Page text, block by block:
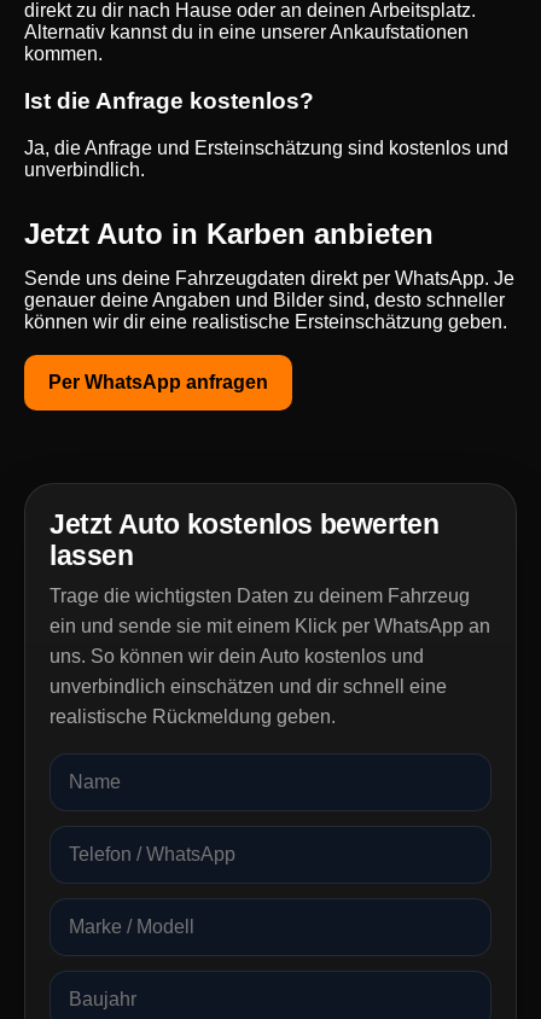
direkt zu dir nach Hause oder an deinen Arbeitsplatz.
Alternativ kannst du in eine unserer Ankaufstationen
kommen.
Ist die Anfrage kostenlos?
Ja, die Anfrage und Ersteinschätzung sind kostenlos und
unverbindlich.
Jetzt Auto in Karben anbieten
Sende uns deine Fahrzeugdaten direkt per WhatsApp. Je
genauer deine Angaben und Bilder sind, desto schneller
können wir dir eine realistische Ersteinschätzung geben.
Per WhatsApp anfragen
Jetzt Auto kostenlos bewerten
lassen
Trage die wichtigsten Daten zu deinem Fahrzeug
ein und sende sie mit einem Klick per WhatsApp an
uns. So können wir dein Auto kostenlos und
unverbindlich einschätzen und dir schnell eine
realistische Rückmeldung geben.